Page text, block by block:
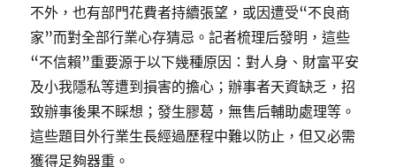
不外，也有部門花費者持續張望，或因遭受“不良商
家”而對全部行業心存猜忌。記者梳理后發明，這些
“不信賴”重要源于以下幾種原因：對人身、財富平安
及小我隱私等遭到損害的擔心；辦事者天資缺乏，招
致辦事後果不睬想；發生膠葛，無售后輔助處理等。
這些題目外行業生長經過歷程中難以防止，但又必需
獲得足夠器重。